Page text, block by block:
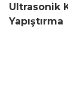
Ultrasonik
Yapıştırma